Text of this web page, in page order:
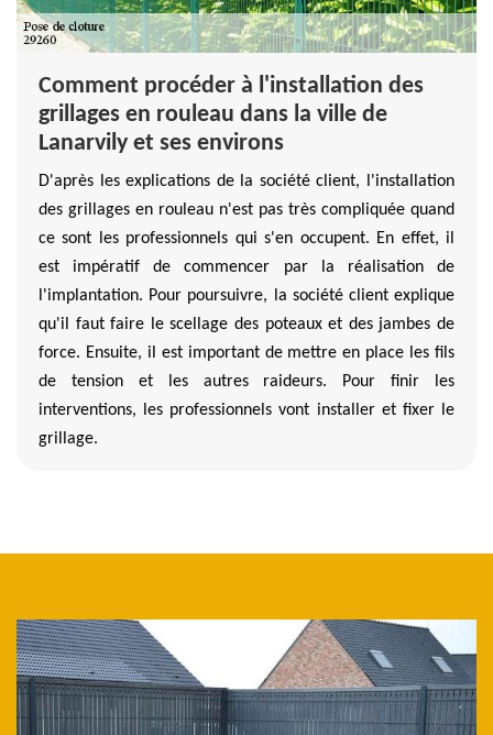
Comment procéder à l'installation des
grillages en rouleau dans la ville de
Lanarvily et ses environs
D'après les explications de la société client, l'installation
des grillages en rouleau n'est pas très compliquée quand
ce sont les professionnels qui s'en occupent. En effet, il
est impératif de commencer par la réalisation de
l'implantation. Pour poursuivre, la société client explique
qu'il faut faire le scellage des poteaux et des jambes de
force. Ensuite, il est important de mettre en place les fils
de tension et les autres raideurs. Pour finir les
interventions, les professionnels vont installer et fixer le
grillage.